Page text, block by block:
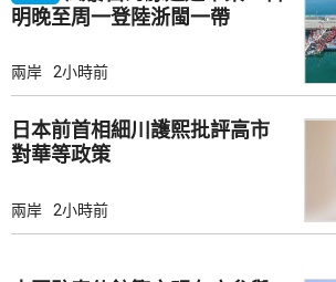
明晚至周一登陸浙閩一帶
兩岸 2小時前
日本前首相細川護熙批評高市
對華等政策
兩岸 2小時前